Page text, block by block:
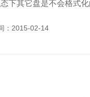
下其它盘是不会格式化
： 2015-02-14